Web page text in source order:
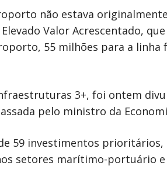
não estava
Valor Acrescentado,
55 milhões para a
3+, foi ontem
pelo ministro da
59 investimentos
setores marítimo-portuário